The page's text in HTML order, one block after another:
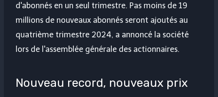
d'abonnés en un seul trimestre. Pas moins de 19
millions de nouveaux abonnés seront ajoutés au
quatrième trimestre 2024, a annoncé la société
lors de l'assemblée générale des actionnaires.
Nouveau record, nouveaux prix